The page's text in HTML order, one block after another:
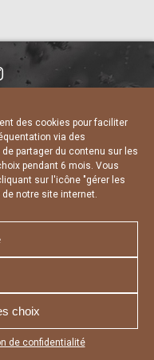
des cookies pour faciliter
via des
partager du contenu sur les
pendant 6 mois. Vous
sur l'icône "gérer les
notre site internet.
choix
de confidentialité
votre
DE CONFIDENTIALITÉ
DES COOKIES
WEB A3 WEB